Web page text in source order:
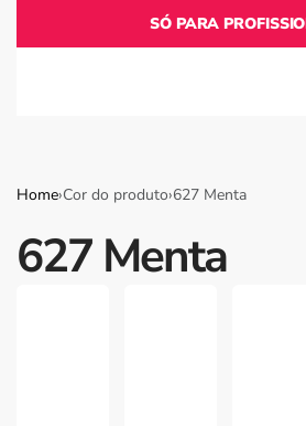
SÓ PARA
Home›Cor do produto›627 Menta
627 Menta